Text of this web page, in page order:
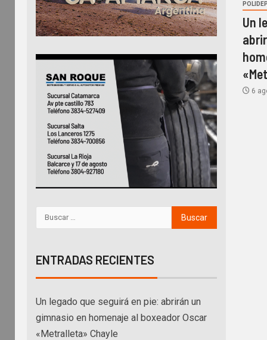
Un
6
ENTRADAS RECIENTES
Un legado que seguirá en pie: abrirán un
gimnasio en homenaje al boxeador Oscar
«Metralleta» Chayle